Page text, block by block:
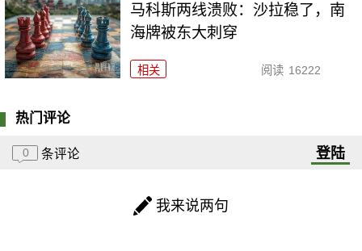
马科斯两线溃败：沙拉稳了，南
海牌被东大刺穿
相关 阅读 16222
热门评论
0 条评论 登陆
我来说两句